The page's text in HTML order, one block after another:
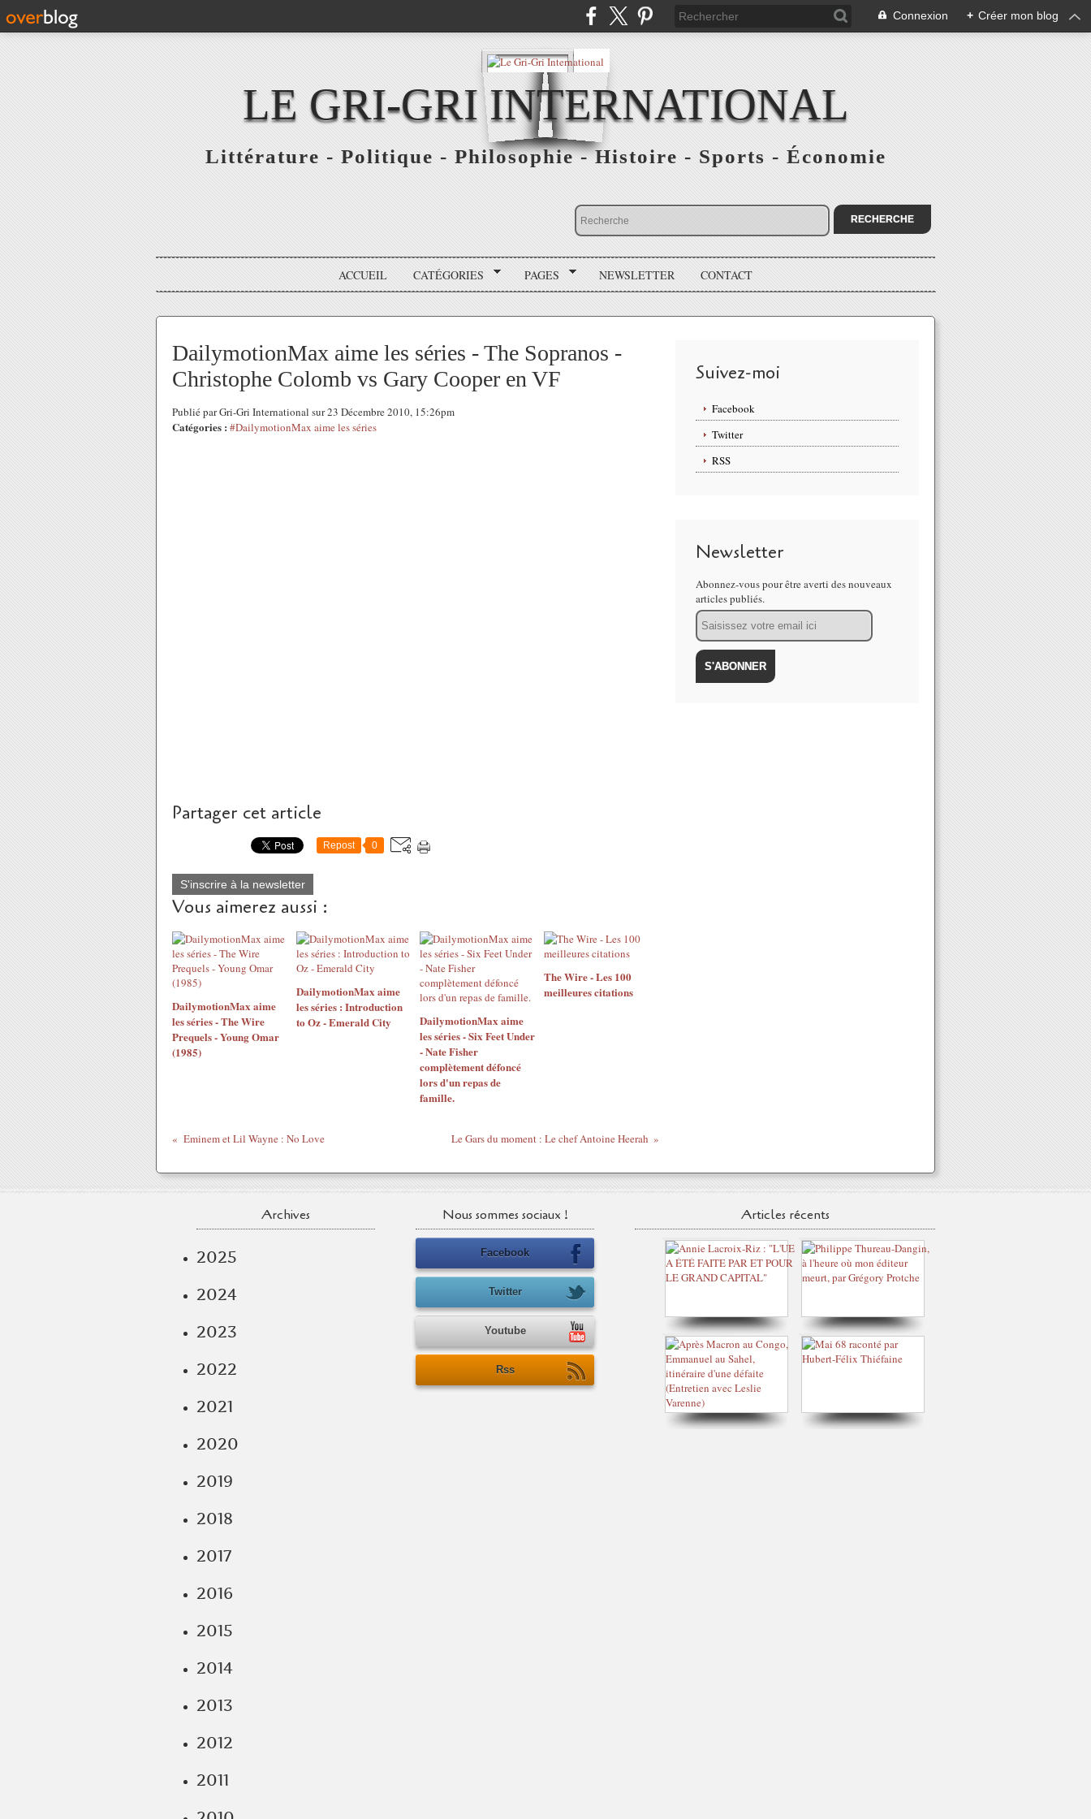
Connexion + Créer mon blog
LE GRI-GRI INTERNATIONAL
Littérature - Politique - Philosophie - Histoire - Sports - Économie
ACCUEIL CATÉGORIES PAGES NEWSLETTER CONTACT
DailymotionMax aime les séries - The Sopranos -
Christophe Colomb vs Gary Cooper en VF
Publié par Gri-Gri International sur 23 Décembre 2010, 15:26pm
Catégories : #DailymotionMax aime les séries
Partager cet article
Repost 0
S'inscrire à la newsletter
Vous aimerez aussi :
DailymotionMax aime
les séries - The Wire
Prequels - Young Omar
(1985)
DailymotionMax aime
les séries : Introduction
to Oz - Emerald City
DailymotionMax aime
les séries - Six Feet Under
- Nate Fisher
complètement défoncé
lors d'un repas de
famille.
The Wire - Les 100
meilleures citations
Eminem et Lil Wayne : No Love Le Gars du moment : Le chef Antoine Heerah
Suivez-moi
Facebook
Twitter
RSS
Newsletter
Abonnez-vous pour être averti des nouveaux
articles publiés.
Email
Archives
2025
2024
2023
2022
2021
2020
2019
2018
2017
2016
2015
2014
2013
2012
2011
Nous sommes sociaux !
Facebook
Twitter
Youtube
Rss
Articles récents